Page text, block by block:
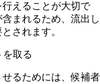
行えることが大切で
まれるため、流出し
されます。
を取る
るためには、候補者